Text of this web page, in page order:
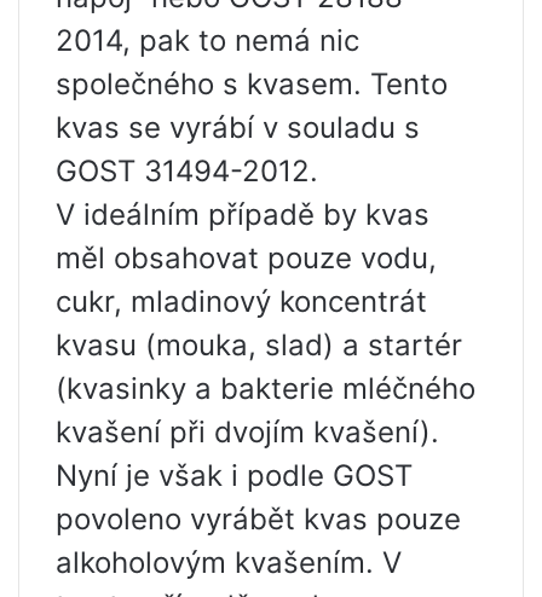
2014, pak to nemá nic
společného s kvasem. Tento
kvas se vyrábí v souladu s
GOST 31494-2012.
V ideálním případě by kvas
měl obsahovat pouze vodu,
cukr, mladinový koncentrát
kvasu (mouka, slad) a startér
(kvasinky a bakterie mléčného
kvašení při dvojím kvašení).
Nyní je však i podle GOST
povoleno vyrábět kvas pouze
alkoholovým kvašením. V